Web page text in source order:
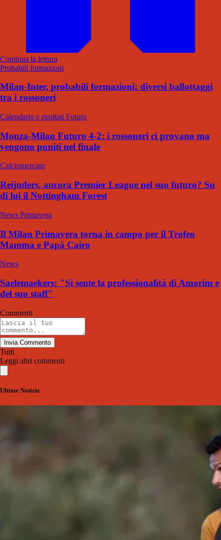
Continua la lettura
Probabili formazioni
Milan-Inter, probabili formazioni: diversi ballottaggi
tra i rossoneri
Calendario e risultati Futuro
Monza-Milan Futuro 4-2: i rossoneri ci provano ma
vengono puniti nel finale
Calciomercato
Reijnders, ancora Premier League nel suo futuro? Su
di lui il Nottingham Forest
News Primavera
Il Milan Primavera torna in campo per il Trofeo
Mamma e Papà Cairo
News
Saelemaekers: "Si sente la professionalità di Amorim e
del suo staff"
Commenti
Invia Commento
Tutti
Leggi altri commenti
Ultime Notizie